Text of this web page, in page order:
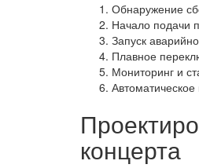
Обнаружение
Начало подачи
Запуск
Плавное
Мониторинг и
концерта